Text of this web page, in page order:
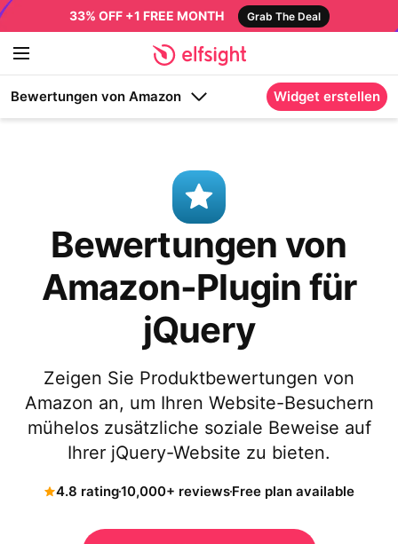
33% OFF +1 FREE MONTH Grab The Deal
Bewertungen von Amazon Widget erstellen
Bewertungen von
Amazon-Plugin für
jQuery
Zeigen Sie Produktbewertungen von
Amazon an, um Ihren Website-Besuchern
mühelos zusätzliche soziale Beweise auf
Ihrer jQuery-Website zu bieten.
4.8 rating10,000+ reviewsFree plan available